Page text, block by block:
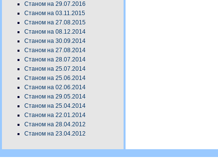
Станом на 29.07.2016
Станом на 03.11.2015
Станом на 27.08.2015
Станом на 08.12.2014
Станом на 30.09.2014
Станом на 27.08.2014
Станом на 28.07.2014
Станом на 25.07.2014
Станом на 25.06.2014
Станом на 02.06.2014
Станом на 29.05.2014
Станом на 25.04.2014
Станом на 22.01.2014
Станом на 28.04.2012
Станом на 23.04.2012